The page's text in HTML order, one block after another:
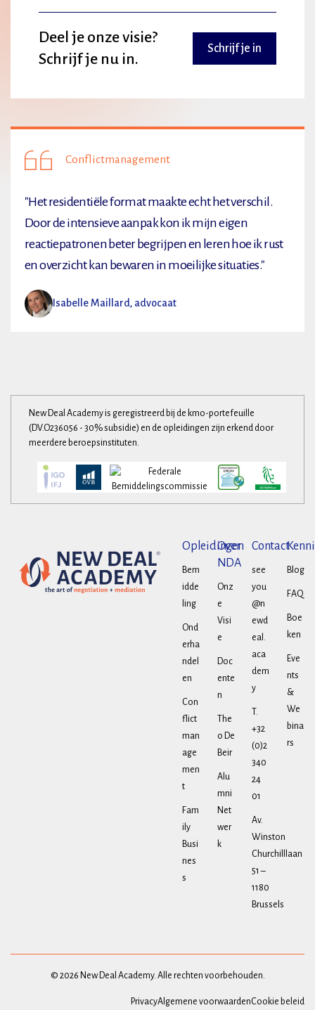
Deel je onze visie?
Schrijf je nu in.
Schrijf je in
Conflictmanagement
"Het residentiële format maakte echt het verschil.
Door de intensieve aanpak kon ik mijn eigen
reactiepatronen beter begrijpen en leren hoe ik rust
en overzicht kan bewaren in moeilijke situaties."
Isabelle Maillard, advocaat
New Deal Academy is geregistreerd bij de kmo-portefeuille
(DV.O236056 - 30% subsidie) en de opleidingen zijn erkend door
meerdere beroepsinstituten.
Opleidingen
Bem
idde
ling
Ond
erha
ndel
en
Con
flict
man
age
men
t
Fam
ily
Busi
nes
s
Over
NDA
Onz
e
Visi
e
Doc
ente
n
The
o De
Beir
Alu
mni
Net
wer
k
Contact
see
you
@n
ewd
eal.
aca
dem
y
T.
+32
(0)2
340
24
01
Av.
Winston
Churchilllaan
51 –
1180
Brussels
Blog
FAQ
Boe
ken
Eve
nts
&
We
bina
rs
© 2026 New Deal Academy. Alle rechten voorbehouden.
PrivacyAlgemene voorwaardenCookie beleid